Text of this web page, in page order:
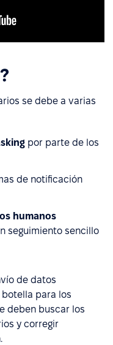
se debe a varias
por parte de los
de notificación
humanos
seguimiento sencillo
de datos
para los
deben buscar los
y corregir